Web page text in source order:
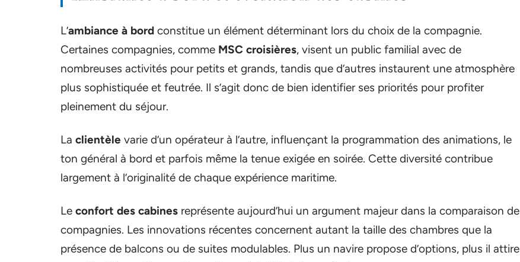
L’ambiance à bord constitue un élément déterminant lors du choix de la compagnie.
Certaines compagnies, comme MSC croisières, visent un public familial avec de
nombreuses activités pour petits et grands, tandis que d’autres instaurent une atmosphère
plus sophistiquée et feutrée. Il s’agit donc de bien identifier ses priorités pour profiter
pleinement du séjour.
La clientèle varie d’un opérateur à l’autre, influençant la programmation des animations, le
ton général à bord et parfois même la tenue exigée en soirée. Cette diversité contribue
largement à l’originalité de chaque expérience maritime.
Le confort des cabines représente aujourd’hui un argument majeur dans la comparaison de
compagnies. Les innovations récentes concernent autant la taille des chambres que la
présence de balcons ou de suites modulables. Plus un navire propose d’options, plus il attire